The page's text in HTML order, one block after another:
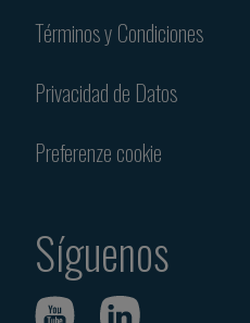
Términos y Condiciones
Privacidad de Datos
Preferenze cookie
Síguenos